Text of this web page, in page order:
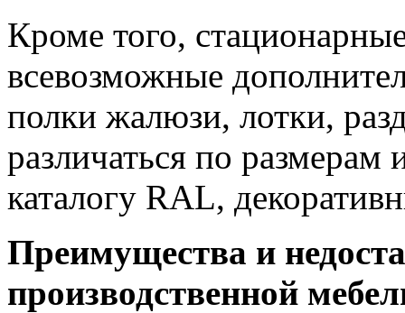
Кроме того,
всевозможные
полки жалюзи, лотки,
различаться по
каталогу RAL,
Преимущества и
производственной